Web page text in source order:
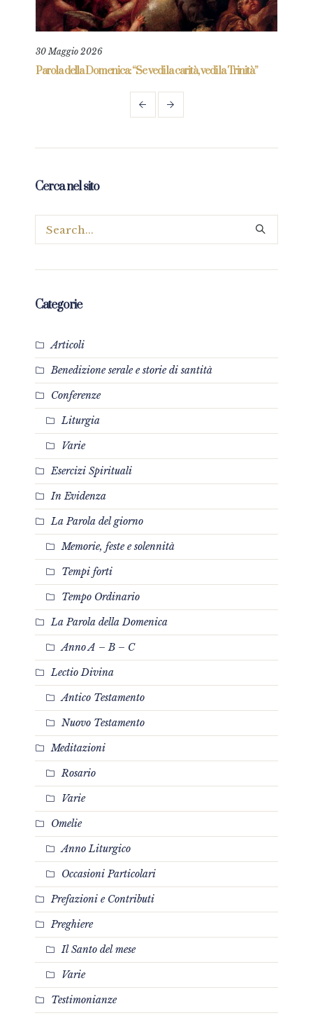
30 Maggio 2026
Parola della Domenica: “Se vedi la carità, vedi la Trinità”
Cerca nel sito
Categorie
Articoli
Benedizione serale e storie di santità
Conferenze
Liturgia
Varie
Esercizi Spirituali
In Evidenza
La Parola del giorno
Memorie, feste e solennità
Tempi forti
Tempo Ordinario
La Parola della Domenica
Anno A – B – C
Lectio Divina
Antico Testamento
Nuovo Testamento
Meditazioni
Rosario
Varie
Omelie
Anno Liturgico
Occasioni Particolari
Prefazioni e Contributi
Preghiere
Il Santo del mese
Varie
Testimonianze